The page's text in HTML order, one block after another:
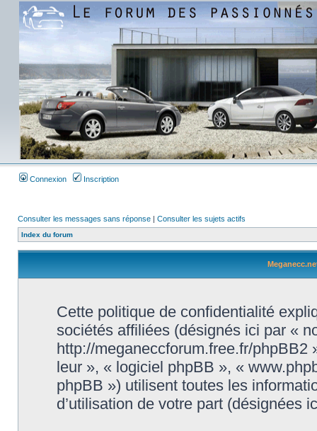
Connexion Inscription
Consulter les messages sans réponse | Consulter les sujets actifs
Index du forum
Cette politique de confidentialité
sociétés affiliées (désignés ici par «
http://meganeccforum.free.fr/
leur », « logiciel phpBB », «
phpBB ») utilisent toutes les
d’utilisation de votre part (désignées